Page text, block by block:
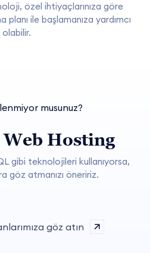
özel ihtiyaçlarınıza göre
planı ile başlamanıza yardımcı
olabilir.
musunuz?
Hosting
gibi teknolojileri kullanıyorsa,
göz atmanızı öneririz.
göz atın